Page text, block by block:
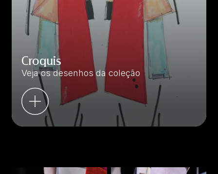
Croquis
Veja os desenhos da coleção